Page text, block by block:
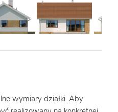
wymiary działki. Aby